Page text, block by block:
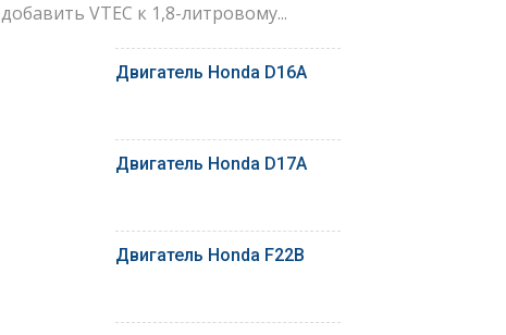
добавить VTEC к 1,8-литровому...
Двигатель Honda D16A
Двигатель Honda D17A
Двигатель Honda F22B